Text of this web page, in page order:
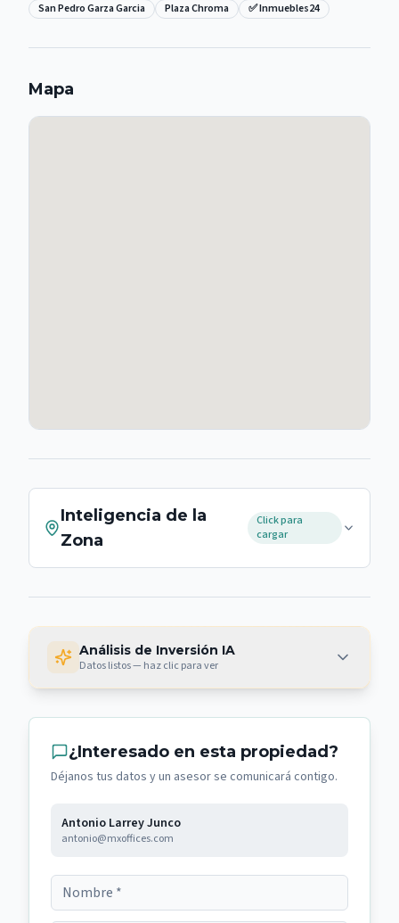
San Pedro Garza Garcia
Plaza Chroma ✅ Inmuebles24
Mapa
Inteligencia de la
Zona
Click para
cargar
Análisis de Inversión IA
Datos listos — haz clic para ver
¿Interesado en esta propiedad?
Déjanos tus datos y un asesor se comunicará contigo.
Antonio Larrey Junco
antonio@mxoffices.com